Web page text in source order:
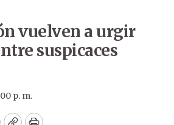
vuelven a urgir
suspicaces
p. m.